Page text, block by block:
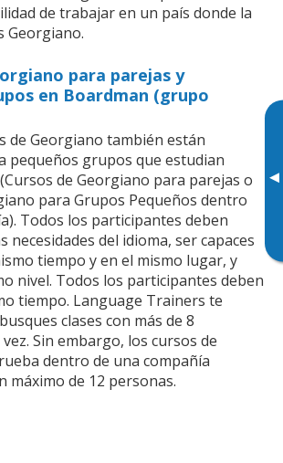
▸
de trabajar en un país donde la
Georgiano.
para parejas y
en Boardman (grupo
de Georgiano también están
pequeños grupos que estudian
de Georgiano para parejas o
para Grupos Pequeños dentro
Todos los participantes deben
necesidades del idioma, ser capaces
tiempo y en el mismo lugar, y
nivel. Todos los participantes deben
tiempo. Language Trainers te
clases con más de 8
Sin embargo, los cursos de
dentro de una compañía
máximo de 12 personas.